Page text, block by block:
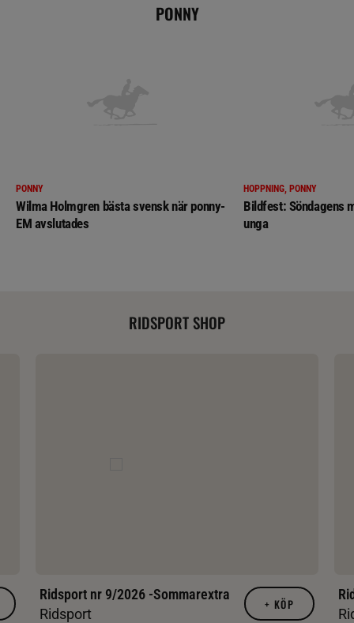
PONNY
PONNY
Wilma Holmgren bästa svensk när ponny-
EM avslutades
HOPPNING, PONNY
Bildfest: Söndagens
unga
RIDSPORT SHOP
Ridsport nr 9/2026 -Sommarextra
Ridsport
+ KÖP